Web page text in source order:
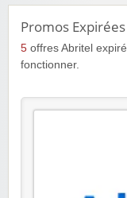
Promos Expirées
5 offres Abritel
fonctionner.